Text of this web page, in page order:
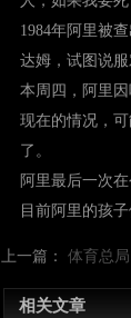
1984年阿里被
达姆，试图说
本周四，阿里
现在的情况，
了。
阿里最后一次
目前阿里的孩
上一篇： 体育总
相关文章